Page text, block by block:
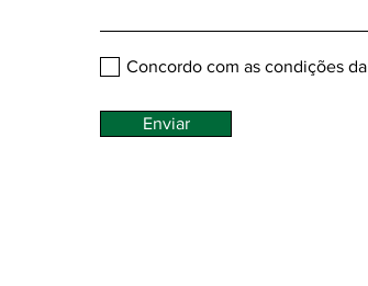
Concordo com as condições da
Enviar